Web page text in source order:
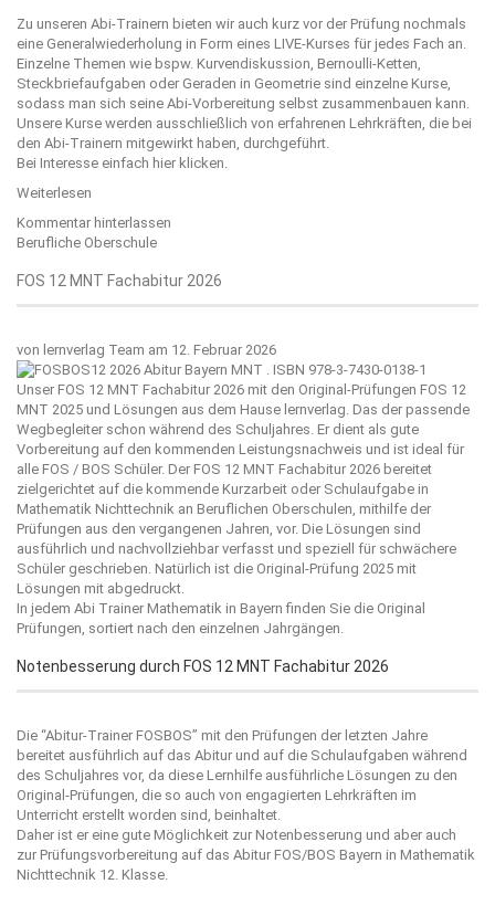
Zu unseren Abi-Trainern bieten wir auch kurz vor der Prüfung nochmals
eine Generalwiederholung in Form eines LIVE-Kurses für jedes Fach an.
Einzelne Themen wie bspw. Kurvendiskussion, Bernoulli-Ketten,
Steckbriefaufgaben oder Geraden in Geometrie sind einzelne Kurse,
sodass man sich seine Abi-Vorbereitung selbst zusammenbauen kann.
Unsere Kurse werden ausschließlich von erfahrenen Lehrkräften, die bei
den Abi-Trainern mitgewirkt haben, durchgeführt.
Bei Interesse einfach hier klicken.
Weiterlesen
Kommentar hinterlassen
Berufliche Oberschule
FOS 12 MNT Fachabitur 2026
von lernverlag Team am 12. Februar 2026
Unser FOS 12 MNT Fachabitur 2026 mit den Original-Prüfungen FOS 12
MNT 2025 und Lösungen aus dem Hause lernverlag. Das der passende
Wegbegleiter schon während des Schuljahres. Er dient als gute
Vorbereitung auf den kommenden Leistungsnachweis und ist ideal für
alle FOS / BOS Schüler. Der FOS 12 MNT Fachabitur 2026 bereitet
zielgerichtet auf die kommende Kurzarbeit oder Schulaufgabe in
Mathematik Nichttechnik an Beruflichen Oberschulen, mithilfe der
Prüfungen aus den vergangenen Jahren, vor. Die Lösungen sind
ausführlich und nachvollziehbar verfasst und speziell für schwächere
Schüler geschrieben. Natürlich ist die Original-Prüfung 2025 mit
Lösungen mit abgedruckt.
In jedem Abi Trainer Mathematik in Bayern finden Sie die Original
Prüfungen, sortiert nach den einzelnen Jahrgängen.
Notenbesserung durch FOS 12 MNT Fachabitur 2026
Die “Abitur-Trainer FOSBOS” mit den Prüfungen der letzten Jahre
bereitet ausführlich auf das Abitur und auf die Schulaufgaben während
des Schuljahres vor, da diese Lernhilfe ausführliche Lösungen zu den
Original-Prüfungen, die so auch von engagierten Lehrkräften im
Unterricht erstellt worden sind, beinhaltet.
Daher ist er eine gute Möglichkeit zur Notenbesserung und aber auch
zur Prüfungsvorbereitung auf das Abitur FOS/BOS Bayern in Mathematik
Nichttechnik 12. Klasse.